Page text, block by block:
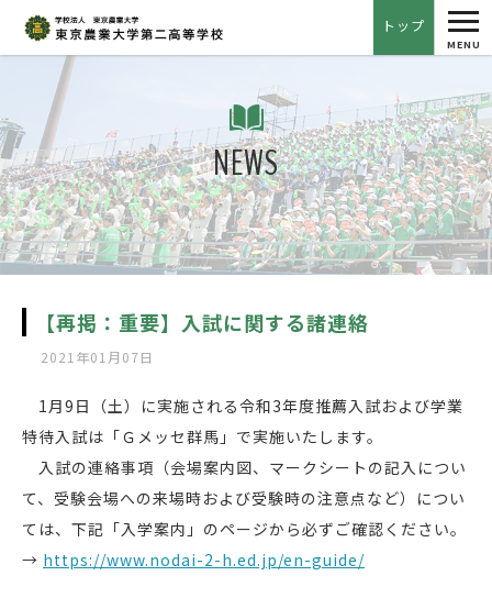
トップ
MENU
NEWS
【再掲：重要】入試に関する諸連絡
2021年01月07日
1月9日（土）に実施される令和3年度推薦入試および学業
特待入試は「Ｇメッセ群馬」で実施いたします。
入試の連絡事項（会場案内図、マークシートの記入につい
て、受験会場への来場時および受験時の注意点など）につい
ては、下記「入学案内」のページから必ずご確認ください。
→ https://www.nodai-2-h.ed.jp/en-guide/